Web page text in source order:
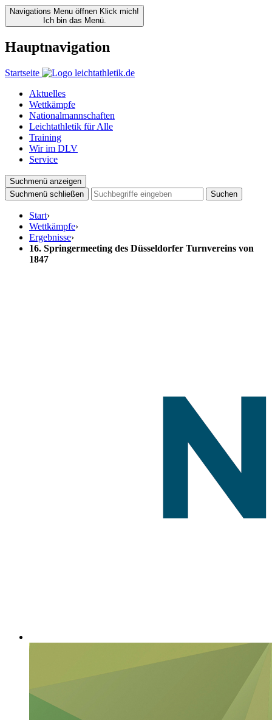
Navigations Menu öffnen Klick mich!
Ich bin das Menü.
Hauptnavigation
Startseite
Aktuelles
Wettkämpfe
Nationalmannschaften
Leichtathletik für Alle
Training
Wir im DLV
Service
Suchmenü anzeigen
Suchmenü schließen
Suchen
Start›
Wettkämpfe›
Ergebnisse›
16. Springermeeting des Düsseldorfer Turnvereins von
1847